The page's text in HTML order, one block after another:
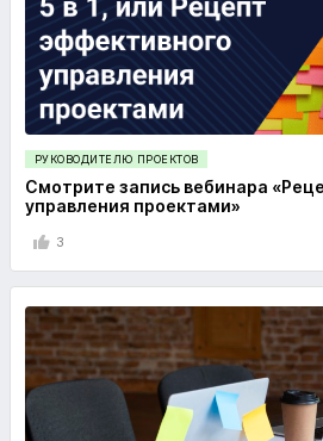
РУКОВОДИТЕЛЮ ПРОЕКТОВ
Смотрите запись вебинара
управления проектами»
3